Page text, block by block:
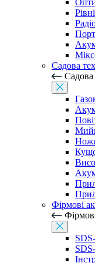
Садова
Садова
Фірмові